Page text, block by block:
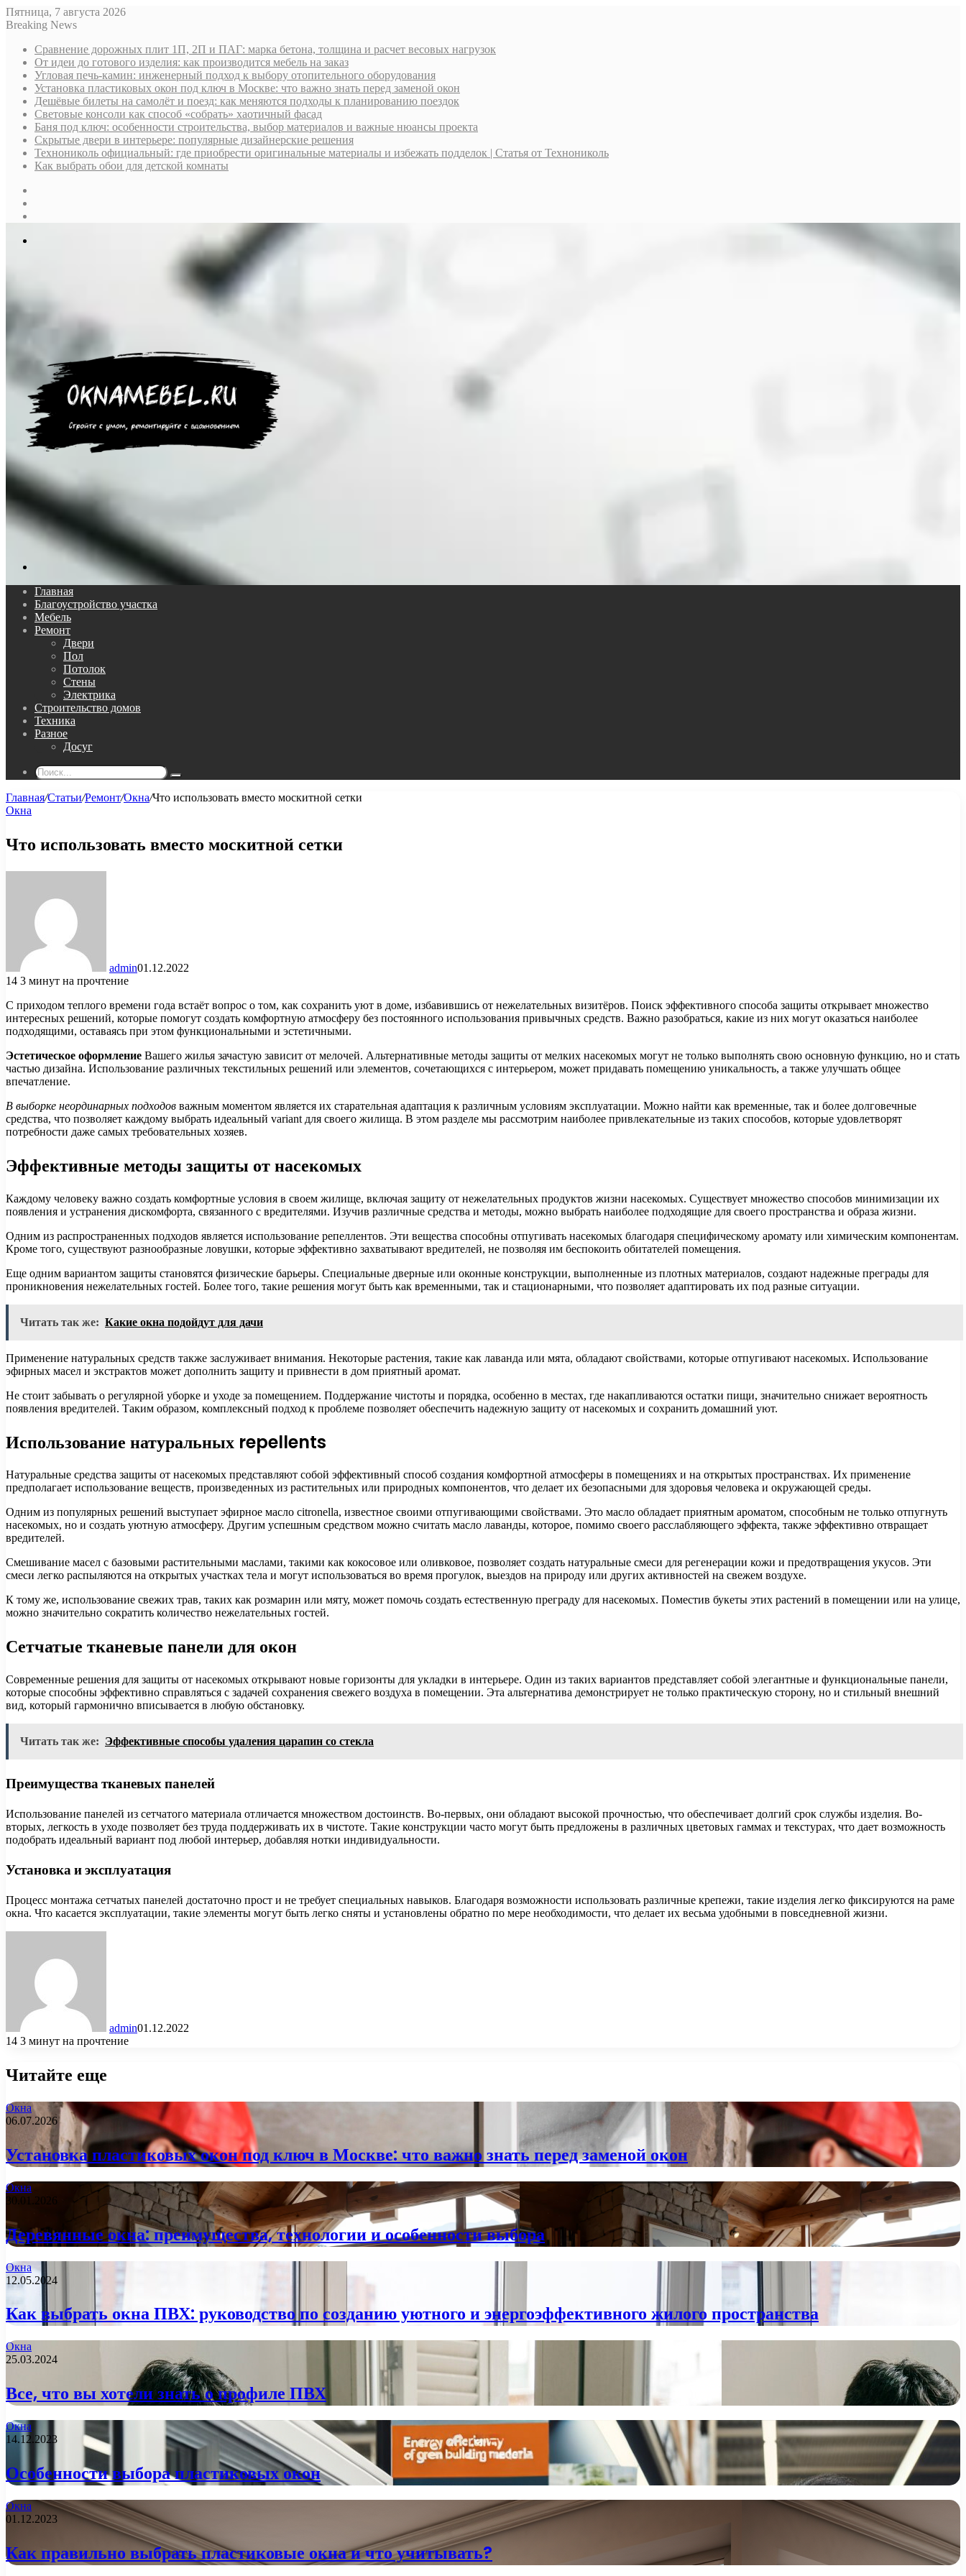
Пятница, 7 августа 2026
Breaking News
Сравнение дорожных плит 1П, 2П и ПАГ: марка бетона, толщина и расчет весовых нагрузок
От идеи до готового изделия: как производится мебель на заказ
Угловая печь-камин: инженерный подход к выбору отопительного оборудования
Установка пластиковых окон под ключ в Москве: что важно знать перед заменой окон
Дешёвые билеты на самолёт и поезд: как меняются подходы к планированию поездок
Световые консоли как способ «собрать» хаотичный фасад
Баня под ключ: особенности строительства, выбор материалов и важные нюансы проекта
Скрытые двери в интерьере: популярные дизайнерские решения
Технониколь официальный: где приобрести оригинальные материалы и избежать подделок | Статья от Технониколь
Как выбрать обои для детской комнаты
Главная
Благоустройство участка
Мебель
Ремонт
Двери
Пол
Потолок
Стены
Электрика
Строительство домов
Техника
Разное
Досуг
Поиск...
Главная/Статьи/Ремонт/Окна/Что использовать вместо москитной сетки
Окна
Что использовать вместо москитной сетки
admin01.12.2022
14 3 минут на прочтение
С приходом теплого времени года встаёт вопрос о том, как сохранить уют в доме, избавившись от нежелательных визитёров. Поиск эффективного способа защиты открывает множество
интересных решений, которые помогут создать комфортную атмосферу без постоянного использования привычных средств. Важно разобраться, какие из них могут оказаться наиболее
подходящими, оставаясь при этом функциональными и эстетичными.
Эстетическое оформление Вашего жилья зачастую зависит от мелочей. Альтернативные методы защиты от мелких насекомых могут не только выполнять свою основную функцию, но и стать
частью дизайна. Использование различных текстильных решений или элементов, сочетающихся с интерьером, может придавать помещению уникальность, а также улучшать общее
впечатление.
В выборке неординарных подходов важным моментом является их старательная адаптация к различным условиям эксплуатации. Можно найти как временные, так и более долговечные
средства, что позволяет каждому выбрать идеальный variant для своего жилища. В этом разделе мы рассмотрим наиболее привлекательные из таких способов, которые удовлетворят
потребности даже самых требовательных хозяев.
Эффективные методы защиты от насекомых
Каждому человеку важно создать комфортные условия в своем жилище, включая защиту от нежелательных продуктов жизни насекомых. Существует множество способов минимизации их
появления и устранения дискомфорта, связанного с вредителями. Изучив различные средства и методы, можно выбрать наиболее подходящие для своего пространства и образа жизни.
Одним из распространенных подходов является использование репеллентов. Эти вещества способны отпугивать насекомых благодаря специфическому аромату или химическим компонентам.
Кроме того, существуют разнообразные ловушки, которые эффективно захватывают вредителей, не позволяя им беспокоить обитателей помещения.
Еще одним вариантом защиты становятся физические барьеры. Специальные дверные или оконные конструкции, выполненные из плотных материалов, создают надежные преграды для
проникновения нежелательных гостей. Более того, такие решения могут быть как временными, так и стационарными, что позволяет адаптировать их под разные ситуации.
Читать так же: Какие окна подойдут для дачи
Применение натуральных средств также заслуживает внимания. Некоторые растения, такие как лаванда или мята, обладают свойствами, которые отпугивают насекомых. Использование
эфирных масел и экстрактов может дополнить защиту и привнести в дом приятный аромат.
Не стоит забывать о регулярной уборке и уходе за помещением. Поддержание чистоты и порядка, особенно в местах, где накапливаются остатки пищи, значительно снижает вероятность
появления вредителей. Таким образом, комплексный подход к проблеме позволяет обеспечить надежную защиту от насекомых и сохранить домашний уют.
Использование натуральных repellents
Натуральные средства защиты от насекомых представляют собой эффективный способ создания комфортной атмосферы в помещениях и на открытых пространствах. Их применение
предполагает использование веществ, произведенных из растительных или природных компонентов, что делает их безопасными для здоровья человека и окружающей среды.
Одним из популярных решений выступает эфирное масло citronella, известное своими отпугивающими свойствами. Это масло обладает приятным ароматом, способным не только отпугнуть
насекомых, но и создать уютную атмосферу. Другим успешным средством можно считать масло лаванды, которое, помимо своего расслабляющего эффекта, также эффективно отвращает
вредителей.
Смешивание масел с базовыми растительными маслами, такими как кокосовое или оливковое, позволяет создать натуральные смеси для регенерации кожи и предотвращения укусов. Эти
смеси легко распыляются на открытых участках тела и могут использоваться во время прогулок, выездов на природу или других активностей на свежем воздухе.
К тому же, использование свежих трав, таких как розмарин или мяту, может помочь создать естественную преграду для насекомых. Поместив букеты этих растений в помещении или на улице,
можно значительно сократить количество нежелательных гостей.
Сетчатые тканевые панели для окон
Современные решения для защиты от насекомых открывают новые горизонты для укладки в интерьере. Один из таких вариантов представляет собой элегантные и функциональные панели,
которые способны эффективно справляться с задачей сохранения свежего воздуха в помещении. Эта альтернатива демонстрирует не только практическую сторону, но и стильный внешний
вид, который гармонично вписывается в любую обстановку.
Читать так же: Эффективные способы удаления царапин со стекла
Преимущества тканевых панелей
Использование панелей из сетчатого материала отличается множеством достоинств. Во-первых, они обладают высокой прочностью, что обеспечивает долгий срок службы изделия. Во-
вторых, легкость в уходе позволяет без труда поддерживать их в чистоте. Такие конструкции часто могут быть предложены в различных цветовых гаммах и текстурах, что дает возможность
подобрать идеальный вариант под любой интерьер, добавляя нотки индивидуальности.
Установка и эксплуатация
Процесс монтажа сетчатых панелей достаточно прост и не требует специальных навыков. Благодаря возможности использовать различные крепежи, такие изделия легко фиксируются на раме
окна. Что касается эксплуатации, такие элементы могут быть легко сняты и установлены обратно по мере необходимости, что делает их весьма удобными в повседневной жизни.
admin01.12.2022
14 3 минут на прочтение
Читайте еще
Окна
06.07.2026
Установка пластиковых окон под ключ в Москве: что важно знать перед заменой окон
Окна
30.01.2026
Деревянные окна: преимущества, технологии и особенности выбора
Окна
12.05.2024
Как выбрать окна ПВХ: руководство по созданию уютного и энергоэффективного жилого пространства
Окна
25.03.2024
Все, что вы хотели знать о профиле ПВХ
Окна
14.12.2023
Особенности выбора пластиковых окон
Окна
01.12.2023
Как правильно выбрать пластиковые окна и что учитывать?